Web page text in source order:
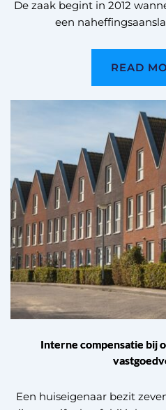
De zaak begint in 2012
een
READ
Interne compensatie bij
Een huiseigenaar bezit